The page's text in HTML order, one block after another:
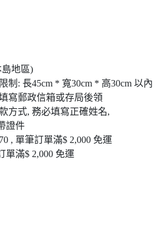
地區)
: 長45cm * 寬30cm * 高30cm 以內
寫郵政信箱或存局後領
方式, 務必填寫正確姓名,
證件
, 單筆訂單滿$ 2,000 免運
單滿$ 2,000 免運